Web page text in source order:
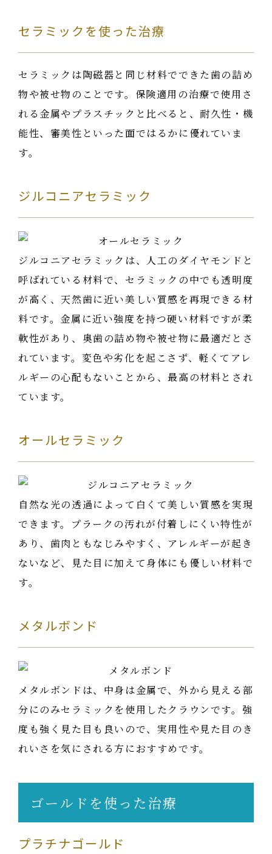
セラミックを使った治療
セラミックは陶磁器と同じ材料でできた歯の詰め
物や被せ物のことです。保険適用の治療で使用さ
れる金属やプラスチックと比べると、耐久性・機
能性、審美性といった面ではるかに優れていま
す。
ジルコニアセラミック
ジルコニアセラミックは、人工のダイヤモンドと
呼ばれている材料で、セラミックの中でも透明度
が高く、天然歯に近い美しい質感を再現できる材
料です。金属に近い強度を持つ硬い材料ですが柔
軟性があり、奥歯の詰め物や被せ物に最適だとさ
れています。変色や劣化を起こさず、軽くてアレ
ルギーの心配もないことから、最高の材料とされ
ています。
オールセラミック
自然な光の透過によって白くて美しい質感を実現
できます。プラークの汚れが付着しにくい特性が
あり、歯肉ともなじみやすく、アレルギーが起き
ないなど、見た目に加えて身体にも優しい材料で
す。
メタルボンド
メタルボンドは、中身は金属で、外から見える部
分にのみセラミックを使用したクラウンです。強
度も強く見た目も良いので、実用性や見た目のき
れいさを気にされる方におすすめです。
ゴールドを使った治療
プラチナゴールド